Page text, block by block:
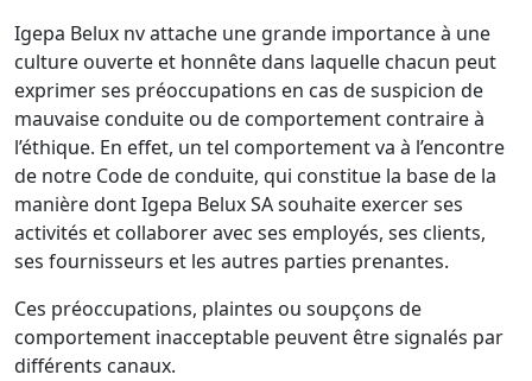
Igepa Belux nv attache une grande importance à une
culture ouverte et honnête dans laquelle chacun peut
exprimer ses préoccupations en cas de suspicion de
mauvaise conduite ou de comportement contraire à
l’éthique. En effet, un tel comportement va à l’encontre
de notre Code de conduite, qui constitue la base de la
manière dont Igepa Belux SA souhaite exercer ses
activités et collaborer avec ses employés, ses clients,
ses fournisseurs et les autres parties prenantes.
Ces préoccupations, plaintes ou soupçons de
comportement inacceptable peuvent être signalés par
différents canaux.